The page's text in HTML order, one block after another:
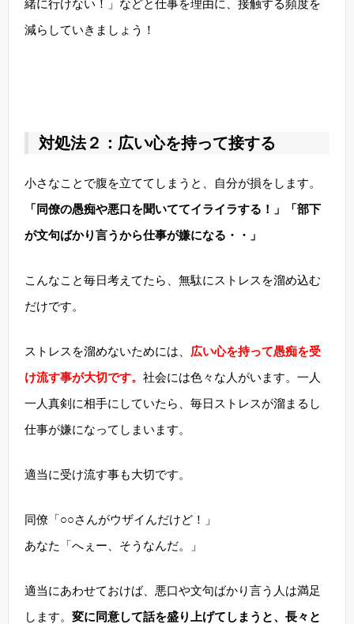
緒に行けない！」などと仕事を理由に、接触する頻度を
減らしていきましょう！
対処法２：広い心を持って接する
小さなことで腹を立ててしまうと、自分が損をします。
「同僚の愚痴や悪口を聞いててイライラする！」「部下
が文句ばかり言うから仕事が嫌になる・・」
こんなこと毎日考えてたら、無駄にストレスを溜め込む
だけです。
ストレスを溜めないためには、 広い心を持って愚痴を受
け流す事が大切です。 社会には色々な人がいます。一人
一人真剣に相手にしていたら、毎日ストレスが溜まるし
仕事が嫌になってしまいます。
適当に受け流す事も大切です。
同僚「○○さんがウザイんだけど！」
あなた「へぇー、そうなんだ。」
適当にあわせておけば、悪口や文句ばかり言う人は満足
します。 変に同意して話を盛り上げてしまうと、長々と